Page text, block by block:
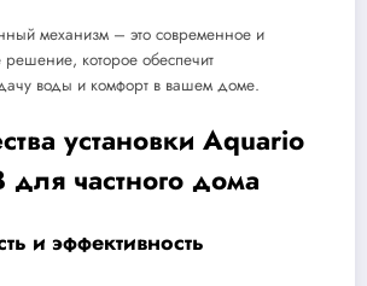
механизм – это современное и
решение, которое обеспечит
воды и комфорт в вашем доме.
установки Aquario
для частного дома
и эффективность